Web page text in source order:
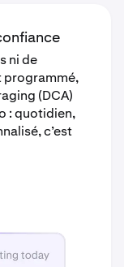
ni de
programmé,
(DCA)
: quotidien,
c’est